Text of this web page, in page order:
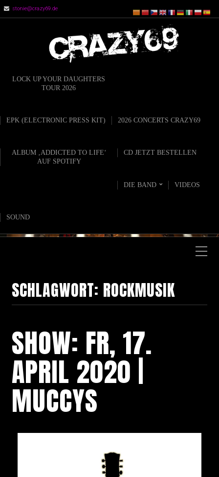
stonie@crazy69.de
LOCK UP YOUR DAUGHTERS
TOUR 2026
EPK (ELECTRONIC PRESS KIT) 2026 CONCERTS CRAZY69
ALBUM ‚ADDICTED TO LIFE‘
AUF SPOTIFY
CD JETZT BESTELLEN
DIE BAND VIDEOS
SOUND
SCHLAGWORT: ROCKMUSIK
SHOW: FR, 17.
APRIL 2020 |
MUCCYS